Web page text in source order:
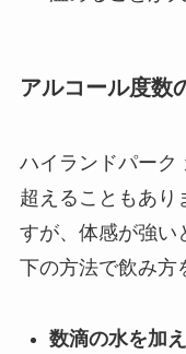
アルコール度数
ハイランドパーク
超えることもあり
すが、体感が強い
下の方法で飲み方
数滴の水を加